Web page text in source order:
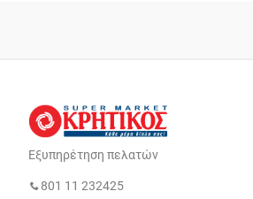
Εξυπηρέτηση πελατών
801 11 232425